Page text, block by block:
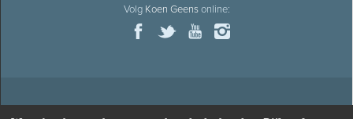
Volg Koen Geensonline: